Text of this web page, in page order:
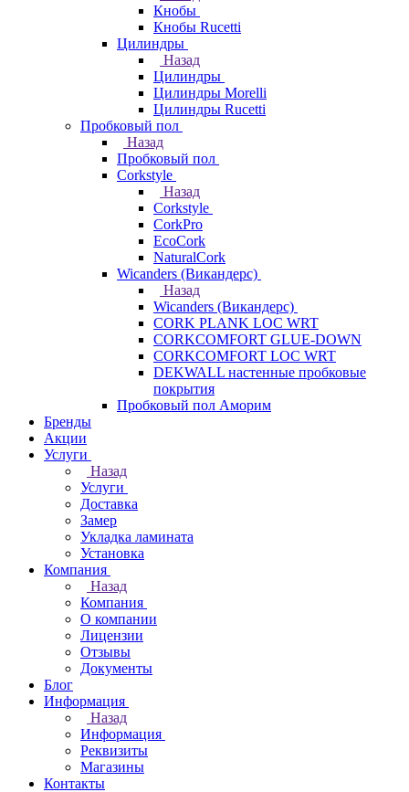
Кнобы
Кнобы Rucetti
Цилиндры
Назад
Цилиндры
Цилиндры Morelli
Цилиндры Rucetti
Пробковый пол
Назад
Пробковый пол
Corkstyle
Назад
Corkstyle
CorkPro
EcoCork
NaturalCork
Wicanders (Викандерс)
Назад
Wicanders (Викандерс)
CORK PLANK LOC WRT
CORKCOMFORT GLUE-DOWN
CORKCOMFORT LOC WRT
DEKWALL настенные пробковые
покрытия
Пробковый пол Аморим
Бренды
Акции
Услуги
Назад
Услуги
Доставка
Замер
Укладка ламината
Установка
Компания
Назад
Компания
О компании
Лицензии
Отзывы
Документы
Блог
Информация
Назад
Информация
Реквизиты
Магазины
Контакты